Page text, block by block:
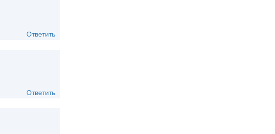
Ответить
Ответить